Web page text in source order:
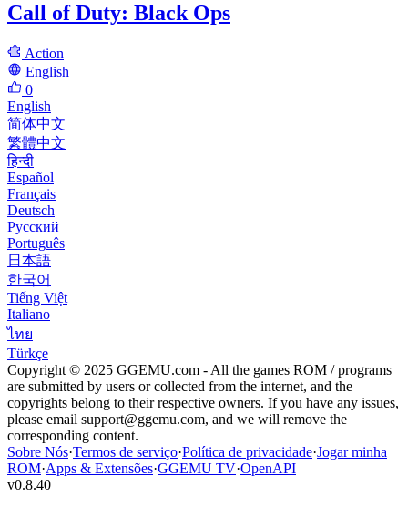
Call of Duty: Black Ops
Action
English
0
English
简体中文
繁體中文
हिन्दी
Español
Français
Deutsch
Русский
Português
日本語
한국어
Tiếng Việt
Italiano
ไทย
Türkçe
Copyright © 2025 GGEMU.com - All the games ROM / programs
are submitted by users or collected from the internet, and the
copyrights belong to their respective owners. If you have any issues,
please email support@ggemu.com, and we will remove the
corresponding content.
Sobre Nós·Termos de serviço·Política de privacidade·Jogar minha
ROM·Apps & Extensões·GGEMU TV·OpenAPI
v0.8.40